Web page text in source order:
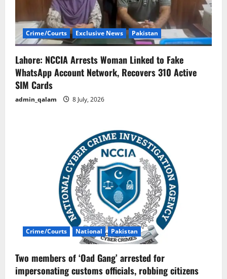
Crime/Courts Exclusive News Pakistan
Lahore: NCCIA Arrests Woman Linked to Fake
WhatsApp Account Network, Recovers 310 Active
SIM Cards
admin_qalam 8 July, 2026
Crime/Courts National Pakistan
Two members of ‘Oad Gang’ arrested for
impersonating customs officials, robbing citizens